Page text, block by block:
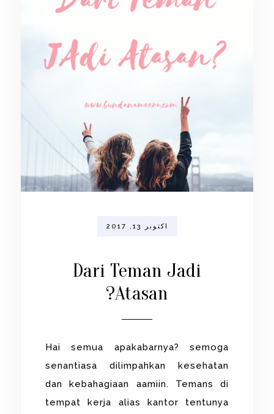
اکتوبر 13, 2017
Dari Teman Jadi
Atasan?
Hai semua apakabarnya? semoga
senantiasa dilimpahkan kesehatan
dan kebahagiaan aamiin. Temans di
tempat kerja alias kantor tentunya